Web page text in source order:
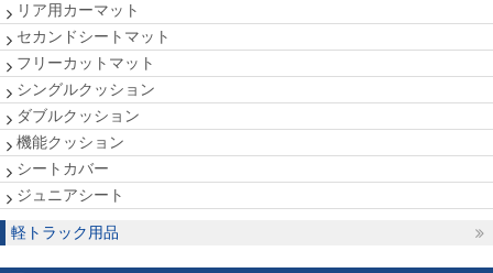
リア用カーマット
セカンドシートマット
フリーカットマット
シングルクッション
ダブルクッション
機能クッション
シートカバー
ジュニアシート
軽トラック用品